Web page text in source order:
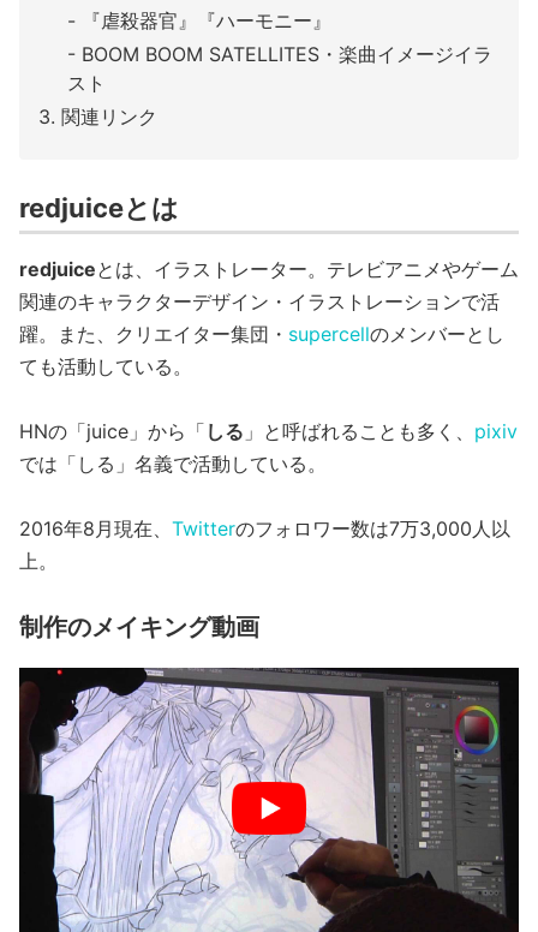
『虐殺器官』『ハーモニー』
BOOM BOOM SATELLITES・楽曲イメージイラ
スト
関連リンク
redjuiceとは
redjuiceとは、イラストレーター。テレビアニメやゲーム
関連のキャラクターデザイン・イラストレーションで活
躍。また、クリエイター集団・ supercellのメンバーとし
ても活動している。
HNの「juice」から「 しる 」と呼ばれることも多く、 pixiv
では「しる」名義で活動している。
2016年8月現在、 Twitterのフォロワー数は7万3,000人以
上。
制作のメイキング動画